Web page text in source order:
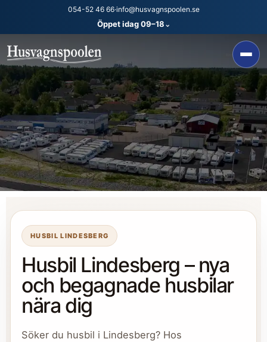
054-52 46 66·info@husvagnspoolen.se
Öppet idag 09–18 ⌄
HUSBIL LINDESBERG
Husbil Lindesberg – nya
och begagnade husbilar
nära dig
Söker du husbil i Lindesberg? Hos